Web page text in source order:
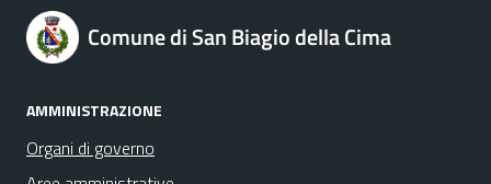
Comune di San Biagio della Cima
AMMINISTRAZIONE
Organi di governo